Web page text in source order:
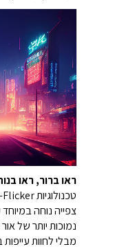
ראו ברור, ראו
צפייה נוחה
נמוכות יותר של
מבלי לחוות עייפות